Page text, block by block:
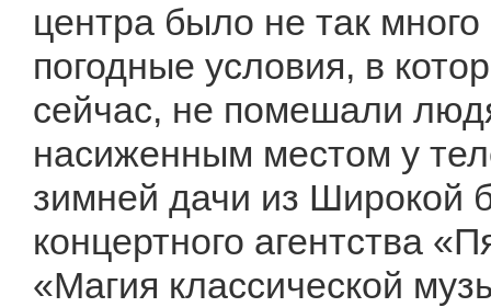
центра было не так
погодные условия, в
сейчас, не помешали
насиженным местом у
зимней дачи из Широкой
концертного агентства
«Магия классической